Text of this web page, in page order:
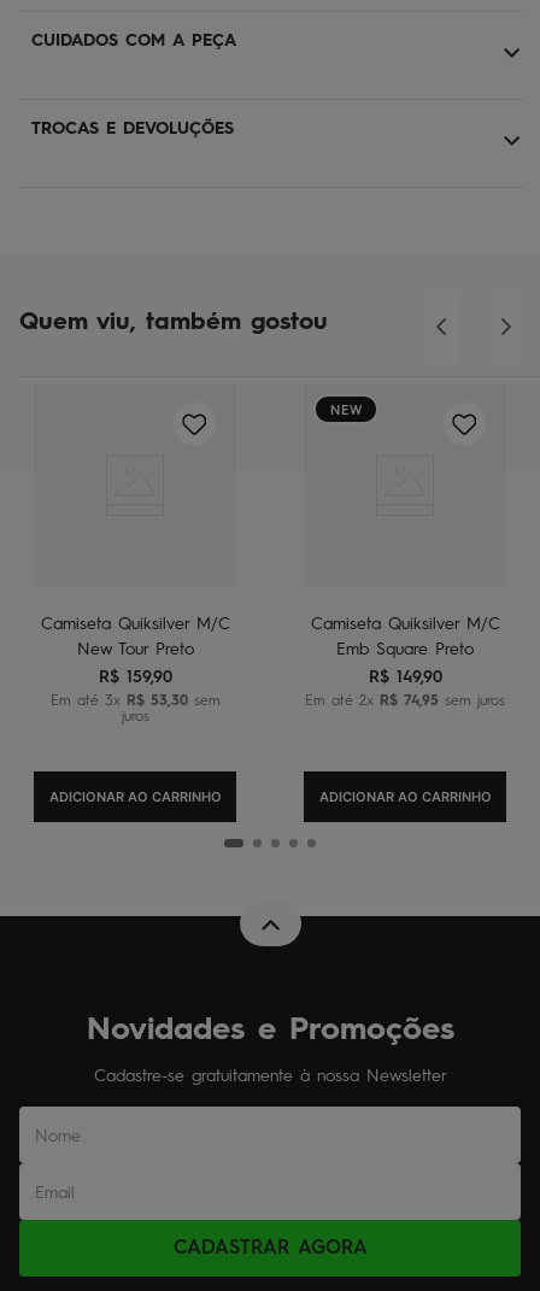
CUIDADOS COM A PEÇA
TROCAS E DEVOLUÇÕES
Quem viu, também gostou
Camiseta Quiksilver M/C
New Tour Preto
R$ 159,90
Em até 3x R$ 53 30sem
juros
ADICIONAR AO CARRINHO
NEW
Camiseta Quiksilver M/C
Emb Square Preto
R$ 149,90
Em até 2x R$ 7495 sem juros
ADICIONAR AO CARRINHO
Novidades e Promoções
Cadastre-se gratuitamente à nossa Newsletter
CADASTRAR AGORA